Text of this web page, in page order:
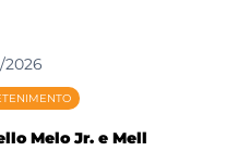
Melo Jr. e Mell